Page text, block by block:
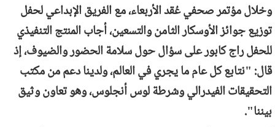
وخلال مؤتمر صحفي عُقد الأربعاء، مع الفريق الإبداعي لحفل
توزيع جوائز الأوسكار الثامن والتسعين، أجاب المنتج التنفيذي
للحفل راج كابور على سؤال حول سلامة الحضور والضيوف، إذ
قال: "نتابع كل عام ما يجري في العالم، ولدينا دعم من مكتب
التحقيقات الفيدرالي وشرطة لوس أنجلوس، وهو تعاون وثيق
بيننا".